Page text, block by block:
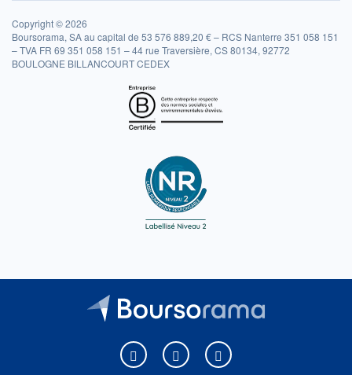
Copyright © 2026
Boursorama, SA au capital de 53 576 889,20 € – RCS Nanterre 351 058 151
– TVA FR 69 351 058 151 – 44 rue Traversière, CS 80134, 92772
BOULOGNE BILLANCOURT CEDEX
Boursorama sur Facebook
Boursorama sur XBoursorama sur